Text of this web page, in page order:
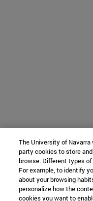
The University of
party cookies to store
browse. Different types
For example, to identify
about your browsing
personalize how the
cookies you want to